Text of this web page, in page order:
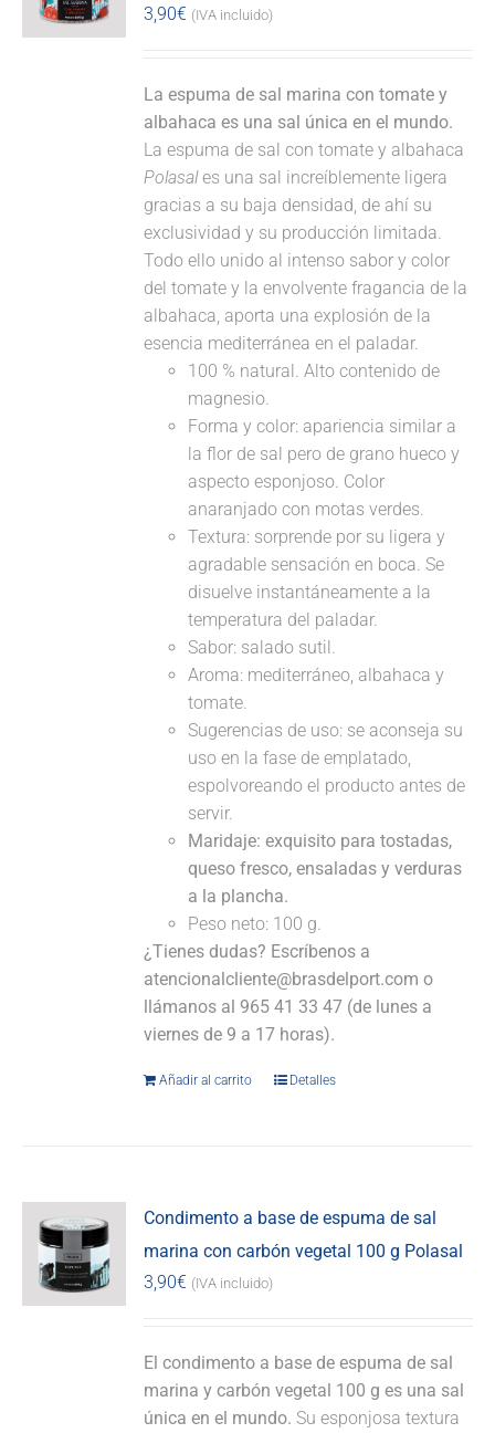
3,90€ (IVA incluido)
La espuma de sal marina con tomate y
albahaca es una sal única en el mundo.
La espuma de sal con tomate y albahaca
Polasales una sal increíblemente ligera
gracias a su baja densidad, de ahí su
exclusividad y su producción limitada.
Todo ello unido al intenso sabor y color
del tomate y la envolvente fragancia de la
albahaca, aporta una explosión de la
esencia mediterránea en el paladar.
100 % natural. Alto contenido de
magnesio.
Forma y color: apariencia similar a
la flor de sal pero de grano hueco y
aspecto esponjoso. Color
anaranjado con motas verdes.
Textura: sorprende por su ligera y
agradable sensación en boca. Se
disuelve instantáneamente a la
temperatura del paladar.
Sabor: salado sutil.
Aroma: mediterráneo, albahaca y
tomate.
Sugerencias de uso: se aconseja su
uso en la fase de emplatado,
espolvoreando el producto antes de
servir.
Maridaje: exquisito para tostadas,
queso fresco, ensaladas y verduras
a la plancha.
Peso neto: 100 g.
¿Tienes dudas? Escríbenos a
atencionalcliente@brasdelport.com o
llámanos al 965 41 33 47 (de lunes a
viernes de 9 a 17 horas).
Añadir al carrito Detalles
Condimento a base de espuma de sal
marina con carbón vegetal 100 g Polasal
3,90€ (IVA incluido)
El condimento a base de espuma de sal
marina y carbón vegetal 100 g es una sal
única en el mundo. Su esponjosa textura